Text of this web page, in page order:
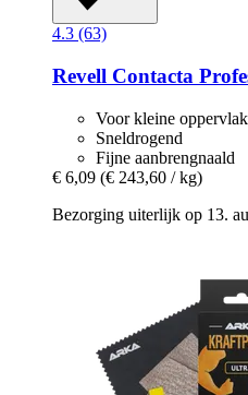
4.3 (63)
Revell Contacta
Voor kleine
Sneldrogend
Fijne aanbrengnaald
€ 6,09 (€ 243,60 / kg)
Bezorging uiterlijk op 13.